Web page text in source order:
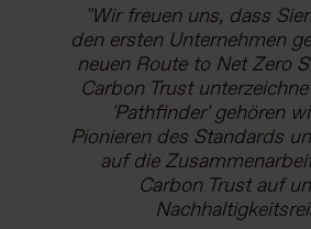
Wir freuen uns, dass
den ersten Unternehmen
neuen Route to Net Zero
Carbon Trust
'Pathfinder' gehören
Pionieren des Standards
auf die
Carbon Trust auf
Wir sind stolz darauf,
Vorreiterunternehmen zu
den "Route to Net Zero
Carbon Trust hinarbeitet.
Virgin Media O2 über
und strengen Rahmen,
Erstellung und
transparenten und
Klimaplans zur
Als frühzeitiger
Standards und
freuen wir uns auf die
mit Carbon Trust, um
eigenen Fortschritte
sondern auch anderen
dekarbonisierte Zukunft
Patrick Dunne